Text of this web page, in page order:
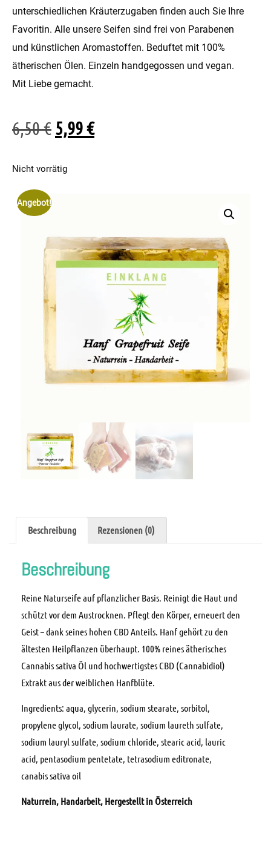
Angebot!
unterschiedlichen Kräuterzugaben finden auch Sie Ihre
Favoritin. Alle unsere Seifen sind frei von Parabenen
und künstlichen Aromastoffen. Beduftet mit 100%
ätherischen Ölen. Einzeln handgegossen und vegan.
Mit Liebe gemacht.
6,50€5,99€
Nicht vorrätig
Beschreibung Rezensionen (0)
Beschreibung
Reine Naturseife auf pflanzlicher Basis. Reinigt die Haut und
schützt vor dem Austrocknen. Pflegt den Körper, erneuert den
Geist – dank seines hohen CBD Anteils. Hanf gehört zu den
ältesten Heilpflanzen überhaupt. 100% reines ätherisches
Cannabis sativa Öl und hochwertigstes CBD (Cannabidiol)
Extrakt aus der weiblichen Hanfblüte.
Ingredients: aqua, glycerin, sodium stearate, sorbitol,
propylene glycol, sodium laurate, sodium laureth sulfate,
sodium lauryl sulfate, sodium chloride, stearic acid, lauric
acid, pentasodium pentetate, tetrasodium editronate,
canabis sativa oil
Naturrein, Handarbeit, Hergestellt in Österreich